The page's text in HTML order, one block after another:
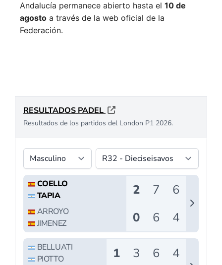
Andalucía permanece abierto hasta el 10 de
agosto a través de la web oficial de la
Federación.